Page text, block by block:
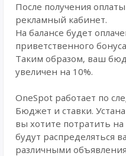
После получения
рекламный кабинет.
На балансе будет
приветственного
Таким образом, ваш
увеличен на 10%.
OneSpot работает по
Бюджет и ставки.
вы хотите потратить
будут распределяться
различными